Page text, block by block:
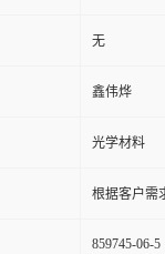
无
鑫伟烨
光学材料
根据客户需
859745-06-5